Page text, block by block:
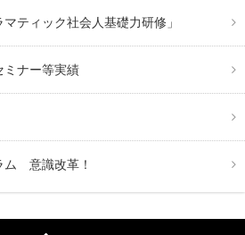
ティック社会人基礎力研修」
ミナー等実績
ム 意識改革！